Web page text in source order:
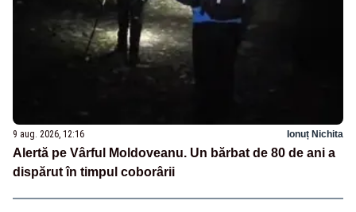
9 aug. 2026, 12:16 Ionuț Nichita
Alertă pe Vârful Moldoveanu. Un bărbat de 80 de ani a
dispărut în timpul coborârii